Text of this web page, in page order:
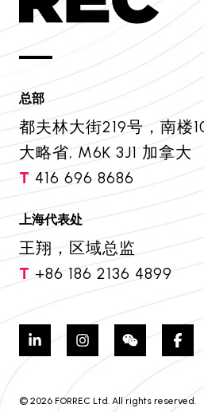
总部
都夫林大街219号，南楼
大略省, M6K 3J1 加拿大
T 416 696 8686
上海代表处
王翔，区域总监
T +86 186 2136 4899
© 2026 FORREC Ltd. All rights reserved.